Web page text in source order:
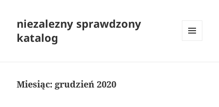
niezalezny sprawdzony
katalog
Miesiąc: grudzień 2020